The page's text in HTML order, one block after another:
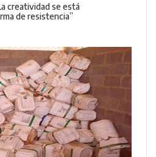
creatividad se está
de resistencia”